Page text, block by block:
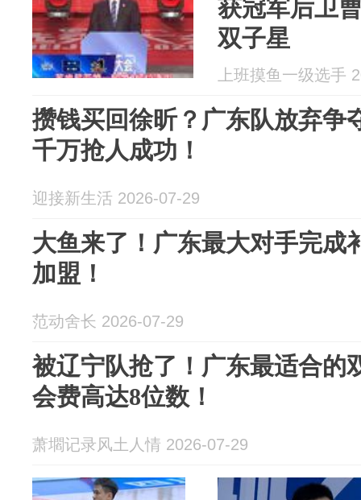
获冠军后卫
双子星
上班摸鱼一级选手
攒钱买回徐昕？广东队放弃争
千万抢人成功！
迎接新生活 2026-07-29
大鱼来了！广东最大对手完成
加盟！
范动舍长 2026-07-29
被辽宁队抢了！广东最适合的
会费高达8位数！
萧壛记录风土人情 2026-07-29